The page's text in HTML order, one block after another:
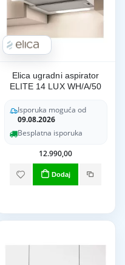
Elica ugradni aspirator
ELITE 14 LUX WH/A/50
Isporuka moguća od
09.08.2026
Besplatna isporuka
12.990,00
Dodaj